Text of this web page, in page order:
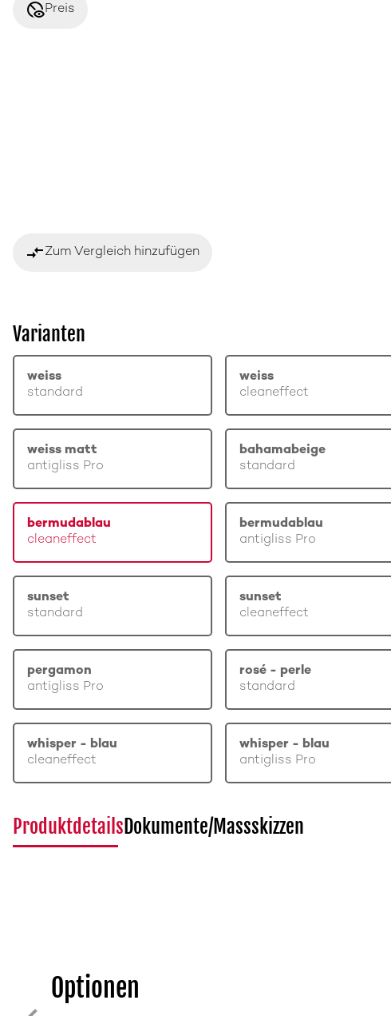
disabled_visiblePreis
compare_arrowsZum Vergleich hinzufügen
Varianten
weiss
standard
weiss
cleaneffect
weiss matt
antigliss Pro
bahamabeige
standard
bermudablau
cleaneffect
bermudablau
antigliss Pro
sunset
standard
sunset
cleaneffect
pergamon
antigliss Pro
rosé - perle
standard
whisper - blau
cleaneffect
whisper - blau
antigliss Pro
ProduktdetailsDokumente/Massskizzen
Optionen